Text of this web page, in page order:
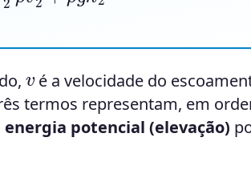
v é a velocidade do
termos representam, em
energia potencial (elevação)